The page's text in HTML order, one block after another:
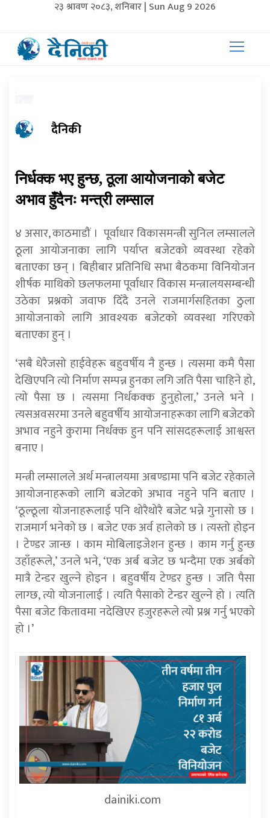
२३ श्रावण २०८३, शनिबार | Sun Aug 9 2026
दैनिकी
निर्धक्क भए हुन्छ, ठूला आयोजनाको बजेट
अभाव हुँदैनः मन्त्री लम्साल
४ असार, काठमाडौं । पूर्वाधार विकासमन्त्री सुनिल लम्सालले
ठूला आयोजनाका लागि पर्याप्त बजेटको व्यवस्था रहेको
बताएका छन् । बिहीबार प्रतिनिधि सभा बैठकमा विनियोजन
शीर्षक माथिको छलफलमा पूर्वाधार विकास मन्त्रालयसम्बन्धी
उठेका प्रश्नको जवाफ दिँदै उनले राजमार्गसहितका ठुला
आयोजनाको लागि आवश्यक बजेटको व्यवस्था गरिएको
बताएका हुन् ।
‘सबै धेरैजसो हाईवेहरू बहुवर्षीय नै हुन्छ । त्यसमा कमै पैसा
देखिएपनि त्यो निर्माण सम्पन्न हुनका लगि जति पैसा चाहिने हो,
त्यो पैसा छ । त्यसमा निर्धकक्क हुनुहोला,’ उनले भने ।
त्यसअवसरमा उनले बहुवर्षीय आयोजनाहरूका लागि बजेटको
अभाव नहुने कुरामा निर्धक्क हुन पनि सांसदहरूलाई आश्वस्त
बनाए ।
मन्त्री लम्सालले अर्थ मन्त्रालयमा अबण्डामा पनि बजेट रहेकाले
आयोजनाहरूको लागि बजेटको अभाव नहुने पनि बताए ।
‘ठूल्ठूला योजनाहरूलाई पनि थोरैथोरै बजेट भन्ने गुनासो छ ।
राजमार्ग भनेको छ । बजेट एक अर्व हालेको छ । त्यस्तो होइन
। टेण्डर जान्छ । काम मोबिलाइजेशन हुन्छ । काम गर्नु हुन्छ
उहाँहरूले,’ उनले भने, ‘एक अर्ब बजेट छ भन्दैमा एक अर्बको
मात्रै टेन्डर खुल्ने होइन । बहुवर्षीय टेण्डर हुन्छ । जति पैसा
लाग्छ, त्यो योजनालाई । त्यति पैसाको टेन्डर खुल्ने हो । त्यति
पैसा बजेट कितावमा नदेखिएर हजुरहरूले त्यो प्रश्न गर्नु भएको
हो ।’
dainiki.com